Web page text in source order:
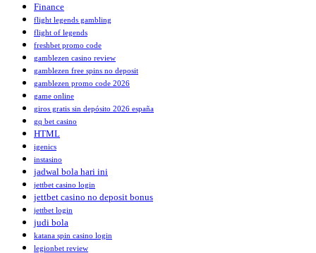
Finance
flight legends gambling
flight of legends
freshbet promo code
gamblezen casino review
gamblezen free spins no deposit
gamblezen promo code 2026
game online
giros gratis sin depósito 2026 españa
gq bet casino
HTML
igenics
instasino
jadwal bola hari ini
jettbet casino login
jettbet casino no deposit bonus
jettbet login
judi bola
katana spin casino login
legionbet review